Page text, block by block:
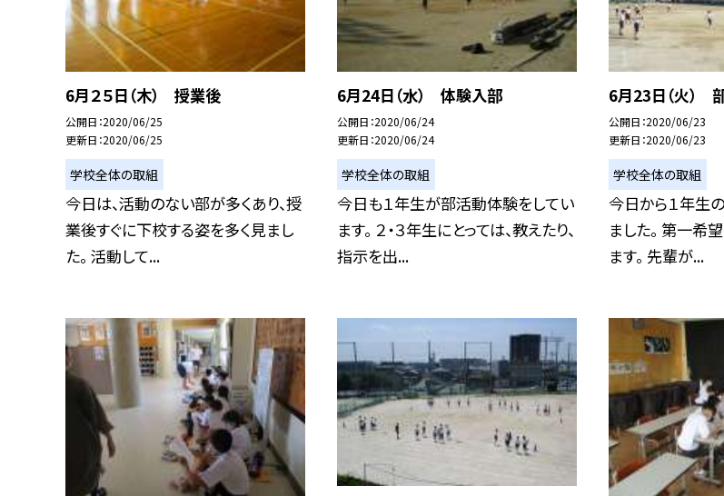
6月２５日（木） 授業後
公開日 2020/06/25
更新日 2020/06/25
学校全体の取組
今日は、活動のない部が多くあり、授
業後すぐに下校する姿を多く見まし
た。 活動して...
6月24日（水） 体験入部
公開日 2020/06/24
更新日 2020/06/24
学校全体の取組
今日も１年生が部活動体験をしてい
ます。 ２・３年生にとっては、教えたり、
指示を出...
6月23日（火）
公開日 2020/06/23
更新日 2020/06/23
学校全体の取組
今日から１年生
ました。 第一希
ます。 先輩が...